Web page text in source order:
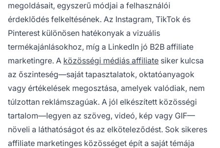
megoldásait, egyszerű módjai a felhasználói
érdeklődés felkeltésének. Az Instagram, TikTok és
Pinterest különösen hatékonyak a vizuális
termékajánlásokhoz, míg a LinkedIn jó B2B affiliate
marketingre. A közösségi médiás affiliate siker kulcsa
az őszinteség—saját tapasztalatok, oktatóanyagok
vagy értékelések megosztása, amelyek valódiak, nem
túlzottan reklámszagúak. A jól elkészített közösségi
tartalom—legyen az szöveg, videó, kép vagy GIF—
növeli a láthatóságot és az elköteleződést. Sok sikeres
affiliate marketinges közösséget épít a saját témája